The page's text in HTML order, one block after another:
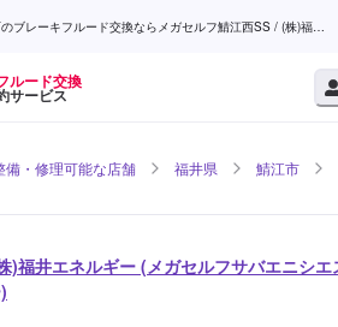
ブレーキフルード交換ならメガセルフ鯖江西SS / (株)福井
ルード交換
サービス
備・修理可能な店舗 福井県 鯖江市
)福井エネルギー (メガセルフサバエニシエ